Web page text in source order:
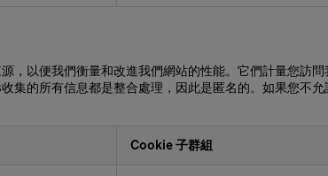
，以便我們衡量和改進我們網站的性能。它們計量您訪
集的所有信息都是整合處理，因此是匿名的。如果您不
Cookie 子群組